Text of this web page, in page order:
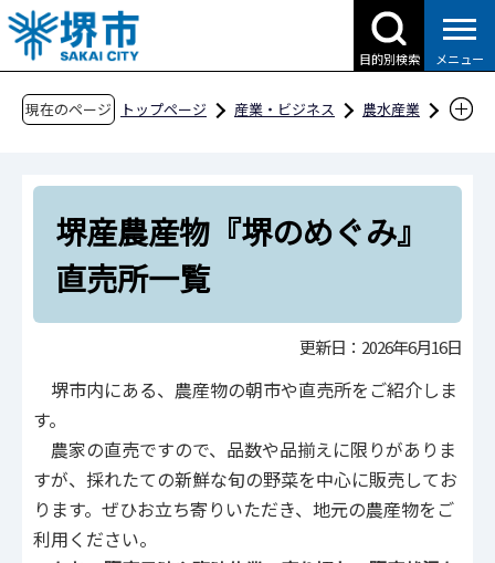
こ
の
ペ
目的別検索 メニュー
現在のページ トップページ 産業・ビジネス
農水産業
堺産農産物『堺のめぐみ』直売所一覧
堺産農産物『堺のめぐみ』
直売所一覧
更新日：2026年6月16日
堺市内にある、農産物の朝市や直売所をご紹介しま
す。
農家の直売ですので、品数や品揃えに限りがありま
すが、採れたての新鮮な旬の野菜を中心に販売してお
ります。ぜひお立ち寄りいただき、地元の農産物をご
利用ください。